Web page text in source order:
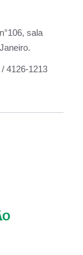
sala
4126-1213